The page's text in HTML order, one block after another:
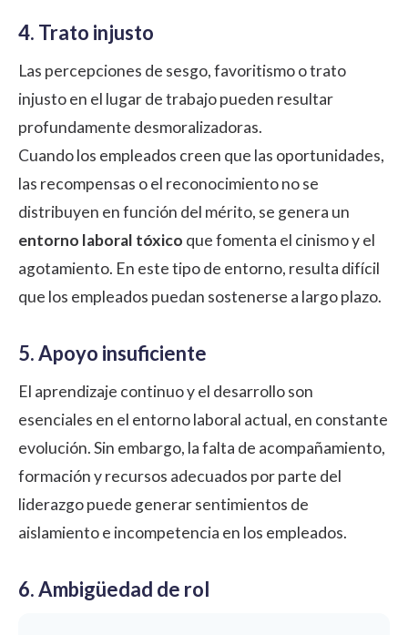
4. Trato injusto
Las percepciones de sesgo, favoritismo o trato
injusto en el lugar de trabajo pueden resultar
profundamente desmoralizadoras.
Cuando los empleados creen que las oportunidades,
las recompensas o el reconocimiento no se
distribuyen en función del mérito, se genera un
entorno laboral tóxico que fomenta el cinismo y el
agotamiento. En este tipo de entorno, resulta difícil
que los empleados puedan sostenerse a largo plazo.
5. Apoyo insuficiente
El aprendizaje continuo y el desarrollo son
esenciales en el entorno laboral actual, en constante
evolución. Sin embargo, la falta de acompañamiento,
formación y recursos adecuados por parte del
liderazgo puede generar sentimientos de
aislamiento e incompetencia en los empleados.
6. Ambigüedad de rol